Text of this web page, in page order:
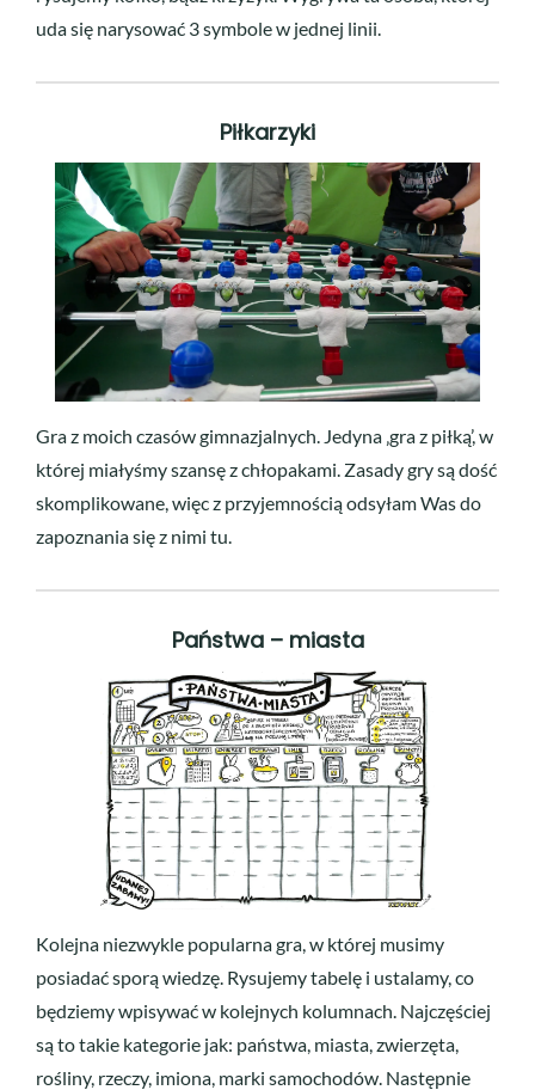
uda się narysować 3 symbole w jednej linii.
Piłkarzyki
Gra z moich czasów gimnazjalnych. Jedyna ‚gra z piłką’, w
której miałyśmy szansę z chłopakami. Zasady gry są dość
skomplikowane, więc z przyjemnością odsyłam Was do
zapoznania się z nimi tu.
Państwa – miasta
Kolejna niezwykle popularna gra, w której musimy
posiadać sporą wiedzę. Rysujemy tabelę i ustalamy, co
będziemy wpisywać w kolejnych kolumnach. Najczęściej
są to takie kategorie jak: państwa, miasta, zwierzęta,
rośliny, rzeczy, imiona, marki samochodów. Następnie